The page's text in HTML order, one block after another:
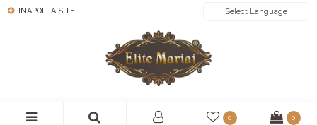
INAPOI LA SITE
0 0